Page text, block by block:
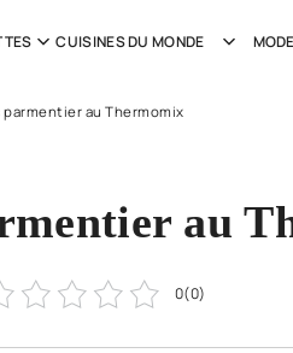
CUISINES DU MONDE
parmentier au Thermomix
au
0(0)